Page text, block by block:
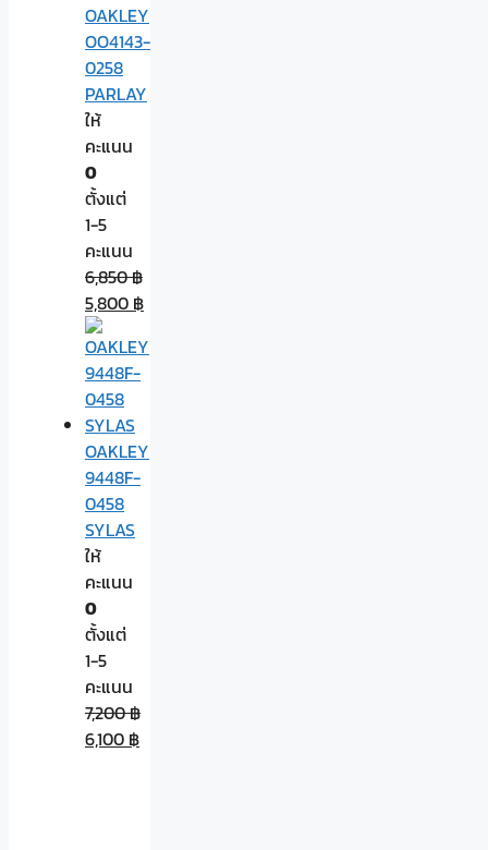
OAKLEY
OO4143-
0258
PARLAY
ให้
คะแนน
0
ตั้งแต่
1-5
คะแนน
6,850฿
5,800 ฿
OAKLEY
9448F-
0458
SYLAS
ให้
คะแนน
0
ตั้งแต่
1-5
คะแนน
7,200฿
6,100 ฿